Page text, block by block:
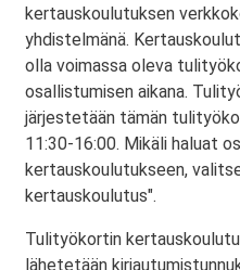
kertauskoulutuksen
yhdistelmänä.
olla voimassa oleva
osallistumisen aikana.
järjestetään tämän
11:30-16:00. Mikäli haluat
kertauskoulutukseen,
kertauskoulutus".
Tulityökortin
lähetetään